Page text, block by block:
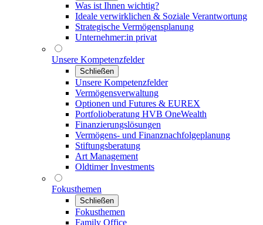
Was ist Ihnen wichtig?
Ideale verwirklichen & Soziale Verantwortung
Strategische Vermögensplanung
Unternehmer:in privat
Unsere Kompetenzfelder
Schließen
Unsere Kompetenzfelder
Vermögensverwaltung
Optionen und Futures & EUREX
Portfolioberatung HVB OneWealth
Finanzierungslösungen
Vermögens- und Finanznachfolgeplanung
Stiftungsberatung
Art Management
Oldtimer Investments
Fokusthemen
Schließen
Fokusthemen
Family Office